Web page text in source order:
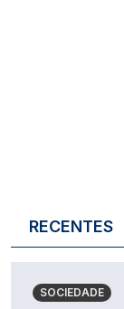
RECENTES
SOCIEDADE